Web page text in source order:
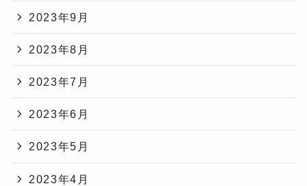
2023年9月
2023年8月
2023年7月
2023年6月
2023年5月
2023年4月